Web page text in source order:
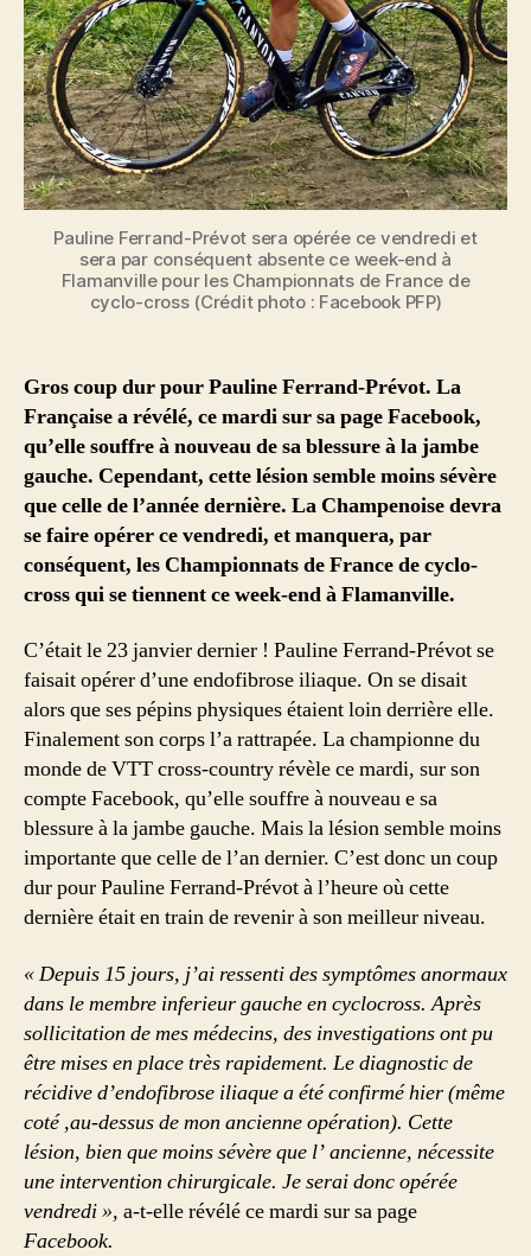
Pauline Ferrand-Prévot sera opérée ce vendredi et
sera par conséquent absente ce week-end à
Flamanville pour les Championnats de France de
cyclo-cross (Crédit photo : Facebook PFP)
Gros coup dur pour Pauline Ferrand-Prévot. La
Française a révélé, ce mardi sur sa page Facebook,
qu’elle souffre à nouveau de sa blessure à la jambe
gauche. Cependant, cette lésion semble moins sévère
que celle de l’année dernière. La Champenoise devra
se faire opérer ce vendredi, et manquera, par
conséquent, les Championnats de France de cyclo-
cross qui se tiennent ce week-end à Flamanville.
C’était le 23 janvier dernier ! Pauline Ferrand-Prévot se
faisait opérer d’une endofibrose iliaque. On se disait
alors que ses pépins physiques étaient loin derrière elle.
Finalement son corps l’a rattrapée. La championne du
monde de VTT cross-country révèle ce mardi, sur son
compte Facebook, qu’elle souffre à nouveau e sa
blessure à la jambe gauche. Mais la lésion semble moins
importante que celle de l’an dernier. C’est donc un coup
dur pour Pauline Ferrand-Prévot à l’heure où cette
dernière était en train de revenir à son meilleur niveau.
« Depuis 15 jours, j’ai ressenti des symptômes anormaux
dans le membre inferieur gauche en cyclocross. Après
sollicitation de mes médecins, des investigations ont pu
être mises en place très rapidement. Le diagnostic de
récidive d’endofibrose iliaque a été confirmé hier (même
coté ,au-dessus de mon ancienne opération). Cette
lésion, bien que moins sévère que l’ ancienne, nécessite
une intervention chirurgicale. Je serai donc opérée
vendredi », a-t-elle révélé ce mardi sur sa page
Facebook.